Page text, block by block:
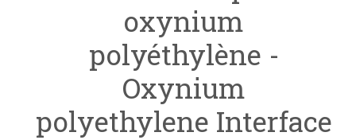
oxynium
polyéthylène -
Oxynium
polyethylene Interface